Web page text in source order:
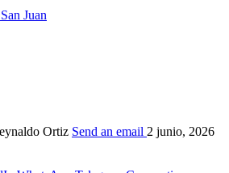
Juan
Ortiz Send an email 2 junio, 2026